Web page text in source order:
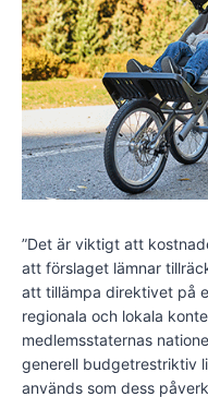
”Det är viktigt att
att förslaget lämnar
att tillämpa direktivet på
regionala och lokala
medlemsstaternas
generell budgetrestriktiv
används som dess